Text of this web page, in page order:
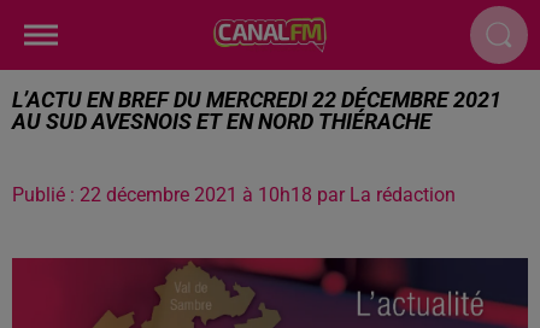
L’ACTU EN BREF DU MERCREDI 22 DÉCEMBRE 2021
AU SUD AVESNOIS ET EN NORD THIÉRACHE
Publié : 22 décembre 2021 à 10h18 par La rédaction